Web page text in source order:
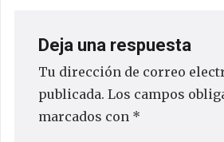
Deja una respuesta
Tu dirección de correo
publicada. Los campos
marcados con *